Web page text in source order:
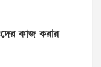
কাজ করার